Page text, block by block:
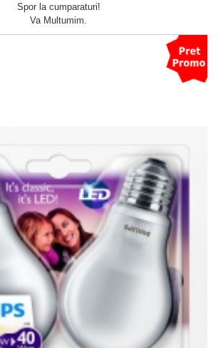
Spor la cumparaturi!
Va Multumim.